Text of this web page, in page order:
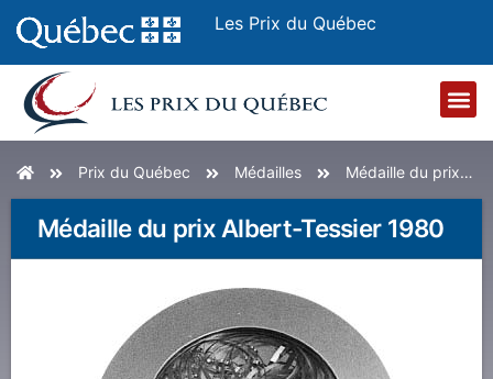
Les Prix du Québec
AccueilPrix du Québec Médailles Médaille du prix Albert-Tessier 1980
Médaille du prix Albert-Tessier 1980